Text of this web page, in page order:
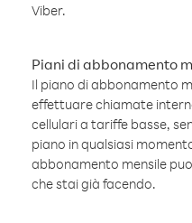
Viber.
Piani di abbonamento
Il piano di abbonamento
effettuare chiamate
cellulari a tariffe basse,
piano in qualsiasi
abbonamento mensile
che stai già facendo.